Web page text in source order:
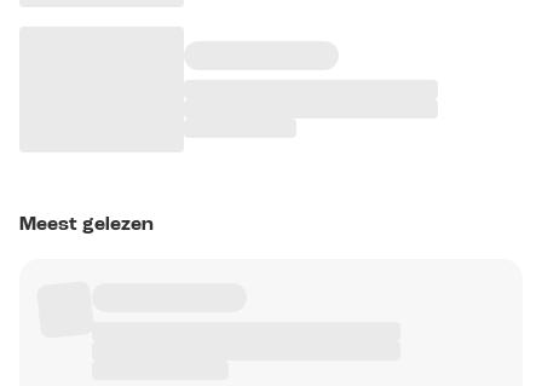
Meest gelezen